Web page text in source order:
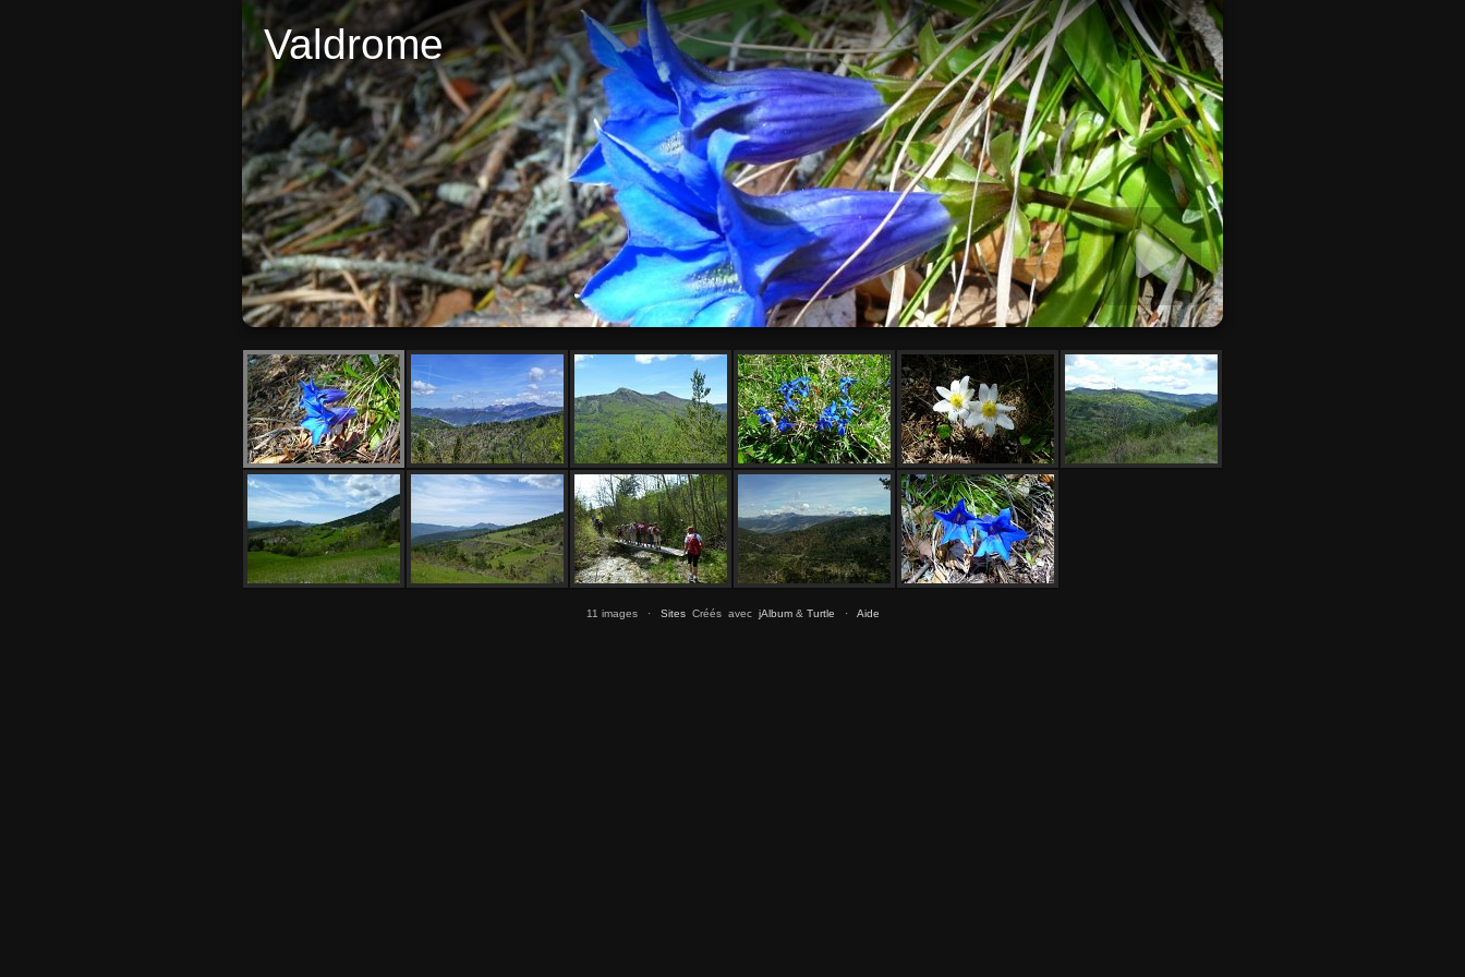
Valdrome
11 images · SitesCréés avec jAlbum& Turtle · Aide